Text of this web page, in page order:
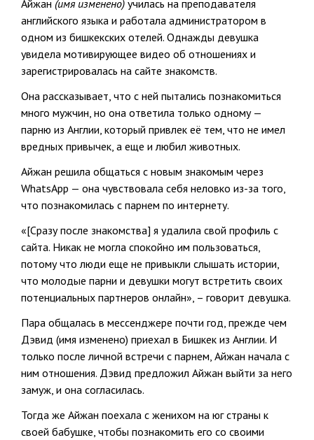
Айжан (имя изменено) училась на преподавателя
английского языка и работала администратором в
одном из бишкекских отелей. Однажды девушка
увидела мотивирующее видео об отношениях и
зарегистрировалась на сайте знакомств.
Она рассказывает, что с ней пытались познакомиться
много мужчин, но она ответила только одному —
парню из Англии, который привлек её тем, что не имел
вредных привычек, а еще и любил животных.
Айжан решила общаться с новым знакомым через
WhatsApp — она чувствовала себя неловко из-за того,
что познакомилась с парнем по интернету.
«[Сразу после знакомства] я удалила свой профиль с
сайта. Никак не могла спокойно им пользоваться,
потому что люди еще не привыкли слышать истории,
что молодые парни и девушки могут встретить своих
потенциальных партнеров онлайн», – говорит девушка.
Пара общалась в мессенджере почти год, прежде чем
Дэвид (имя изменено) приехал в Бишкек из Англии. И
только после личной встречи с парнем, Айжан начала с
ним отношения. Дэвид предложил Айжан выйти за него
замуж, и она согласилась.
Тогда же Айжан поехала с женихом на юг страны к
своей бабушке, чтобы познакомить его со своими